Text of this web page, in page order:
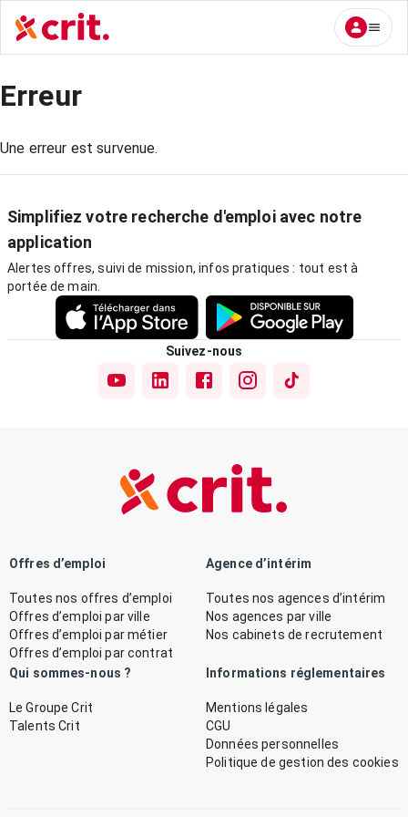
Erreur
Une erreur est survenue.
Simplifiez votre recherche d'emploi avec notre
application
Alertes offres, suivi de mission, infos pratiques : tout est à
portée de main.
Suivez-nous
Offres d’emploi
Toutes nos offres d’emploi
Offres d’emploi par ville
Offres d’emploi par métier
Offres d’emploi par contrat
Agence d’intérim
Toutes nos agences d’intérim
Nos agences par ville
Nos cabinets de recrutement
Qui sommes-nous ?
Le Groupe Crit
Talents Crit
Informations réglementaires
Mentions légales
CGU
Données personnelles
Politique de gestion des cookies